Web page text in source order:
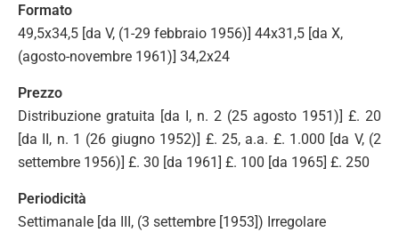
Formato
49,5x34,5 [da V, (1-29 febbraio 1956)] 44x31,5 [da X,
(agosto-novembre 1961)] 34,2x24
Prezzo
Distribuzione gratuita [da I, n. 2 (25 agosto 1951)] £. 20
[da II, n. 1 (26 giugno 1952)] £. 25, a.a. £. 1.000 [da V, (2
settembre 1956)] £. 30 [da 1961] £. 100 [da 1965] £. 250
Periodicità
Settimanale [da III, (3 settembre [1953]) Irregolare